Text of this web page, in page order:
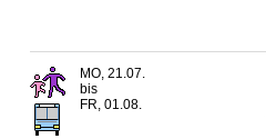
MO, 21.07.
bis
FR, 01.08.